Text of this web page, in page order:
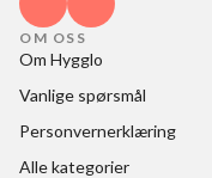
OM OSS
Om Hygglo
Vanlige spørsmål
Personvernerklæring
Alle kategorier